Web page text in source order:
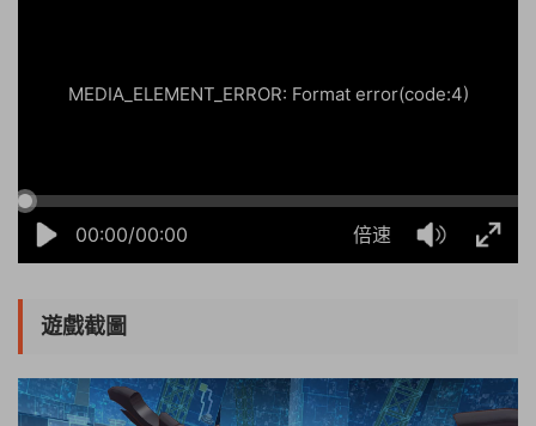
00:00/00:00 倍速
MEDIA_ELEMENT_ERROR: Format error(code:4)
遊戲截圖